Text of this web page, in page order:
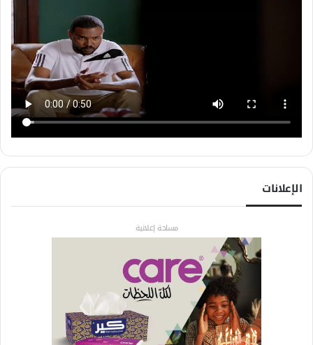
الإعلانات
مساحة إعلانية